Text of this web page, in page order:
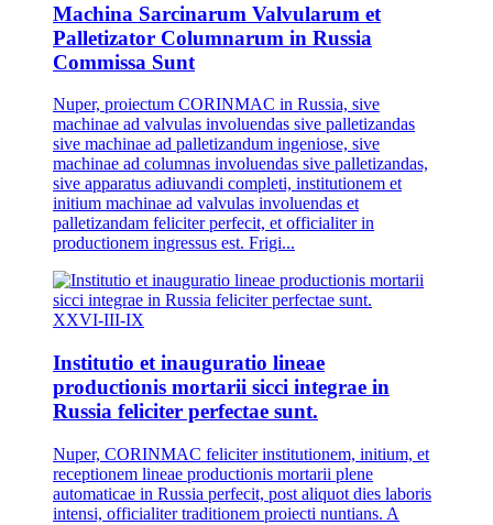
Machina Sarcinarum Valvularum et
Palletizator Columnarum in Russia
Commissa Sunt
Nuper, proiectum CORINMAC in Russia, sive
machinae ad valvulas involuendas sive palletizandas
sive machinae ad palletizandum ingeniose, sive
machinae ad columnas involuendas sive palletizandas,
sive apparatus adiuvandi completi, institutionem et
initium machinae ad valvulas involuendas et
palletizandam feliciter perfecit, et officialiter in
productionem ingressus est. Frigi...
XXVI-III-IX
Institutio et inauguratio lineae
productionis mortarii sicci integrae in
Russia feliciter perfectae sunt.
Nuper, CORINMAC feliciter institutionem, initium, et
receptionem lineae productionis mortarii plene
automaticae in Russia perfecit, post aliquot dies laboris
intensi, officialiter traditionem proiecti nuntians. A